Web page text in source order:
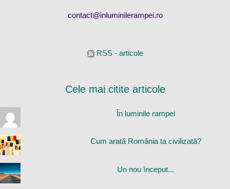
contact@inluminilerampei.ro
RSS - articole
Cele mai citite articole
În luminile rampei
Cum arată România ta civilizată?
Un nou început...